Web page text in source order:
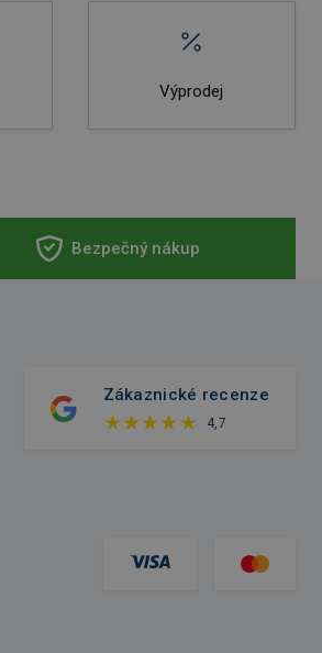
Výprodej
Bezpečný nákup
Zákaznické recenze
4,7